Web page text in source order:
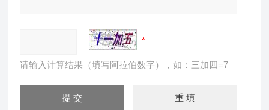
请输入计算结果（填写阿拉伯数字），如：三加四=7